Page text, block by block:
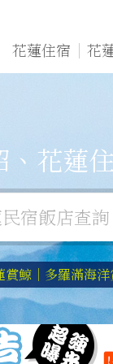
花蓮住宿 花
花蓮
鯨｜多羅滿海